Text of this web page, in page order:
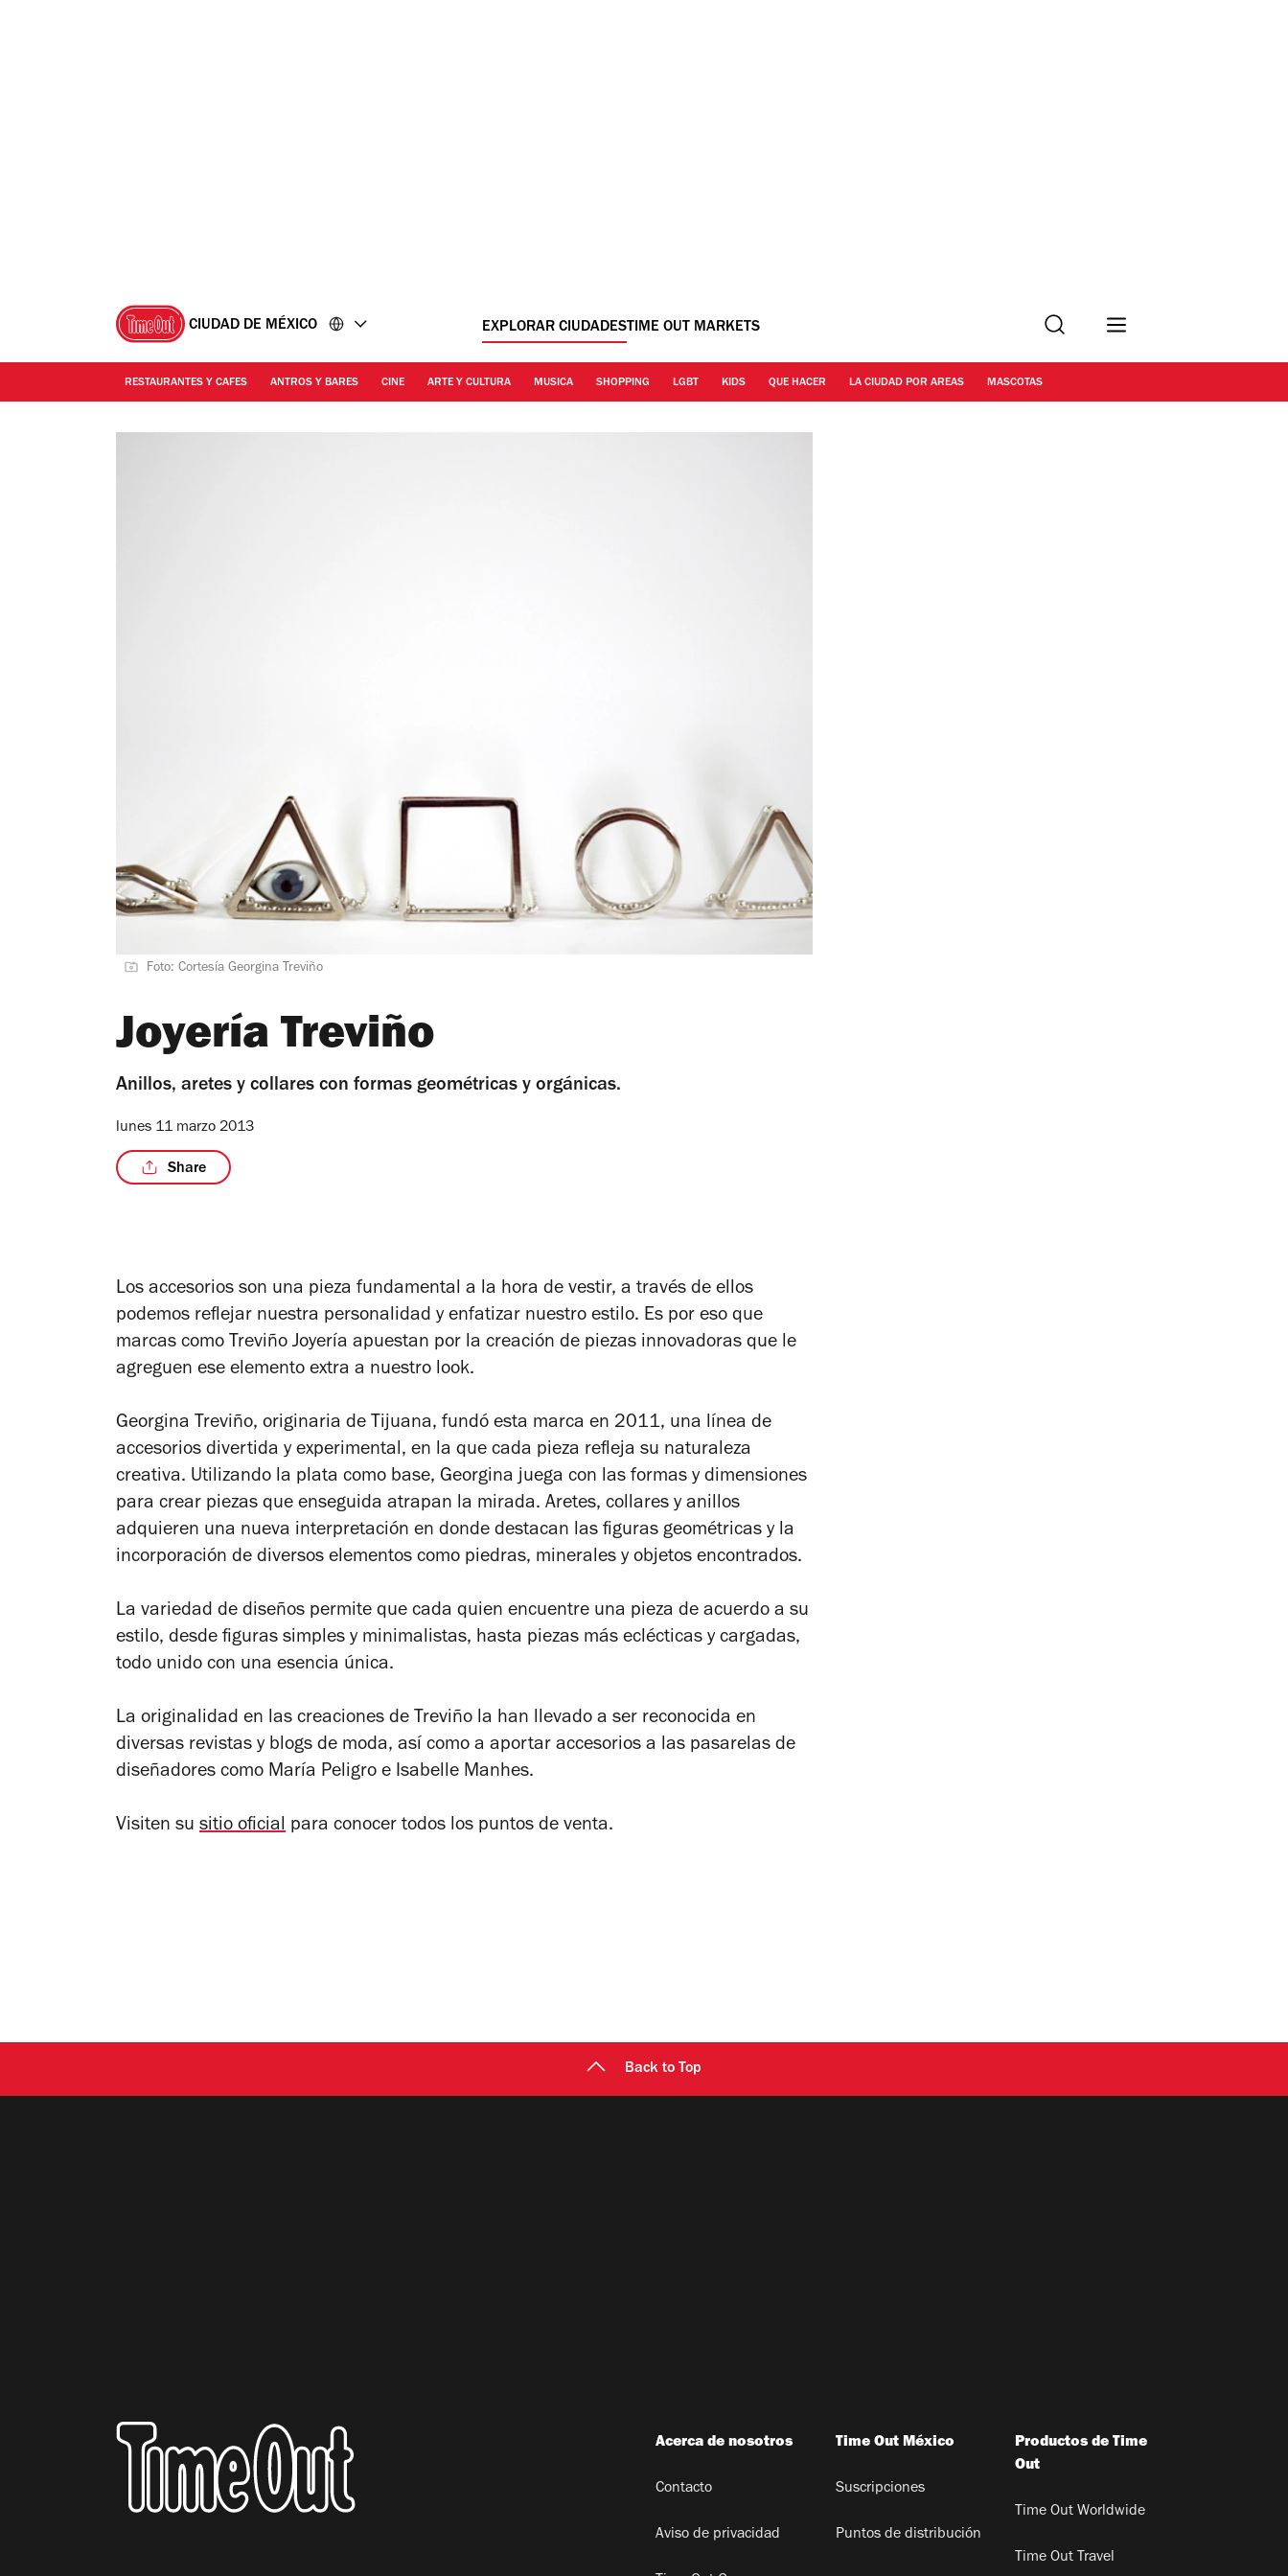
CIUDAD DE MÉXICO EXPLORAR CIUDADESTIME OUT MARKETS Buscar
RESTAURANTES Y CAFES ANTROS Y BARES CINE ARTE Y CULTURA MUSICA SHOPPING LGBT KIDS QUE HACER LA CIUDAD POR AREAS MASCOTAS
Foto: Cortesía Georgina Treviño
Joyería Treviño
Anillos, aretes y collares con formas geométricas y orgánicas.
lunes 11 marzo 2013
Share
Los accesorios son una pieza fundamental a la hora de vestir, a través de ellos
podemos reflejar nuestra personalidad y enfatizar nuestro estilo. Es por eso que
marcas como Treviño Joyería apuestan por la creación de piezas innovadoras que le
agreguen ese elemento extra a nuestro look.
Georgina Treviño, originaria de Tijuana, fundó esta marca en 2011, una línea de
accesorios divertida y experimental, en la que cada pieza refleja su naturaleza
creativa. Utilizando la plata como base, Georgina juega con las formas y dimensiones
para crear piezas que enseguida atrapan la mirada. Aretes, collares y anillos
adquieren una nueva interpretación en donde destacan las figuras geométricas y la
incorporación de diversos elementos como piedras, minerales y objetos encontrados.
La variedad de diseños permite que cada quien encuentre una pieza de acuerdo a su
estilo, desde figuras simples y minimalistas, hasta piezas más eclécticas y cargadas,
todo unido con una esencia única.
La originalidad en las creaciones de Treviño la han llevado a ser reconocida en
diversas revistas y blogs de moda, así como a aportar accesorios a las pasarelas de
diseñadores como María Peligro e Isabelle Manhes.
Visiten su sitio oficial para conocer todos los puntos de venta.
Back to Top
Acerca de nosotros
Contacto
Aviso de privacidad
Time Out México
Suscripciones
Puntos de distribución
Productos de Time
Out
Time Out Worldwide
Time Out Travel